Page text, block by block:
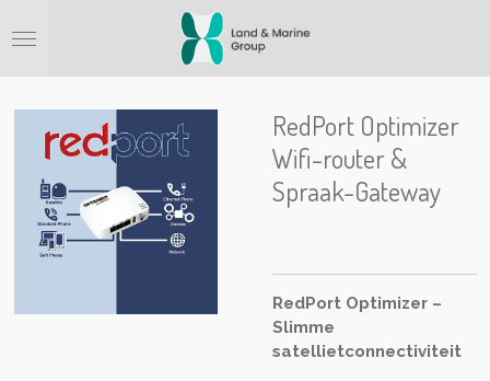
direct
hoofdinhoud
RedPort Optimizer
Wifi-router &
Spraak-Gateway
RedPort Optimizer –
Slimme
satellietconnectiviteit